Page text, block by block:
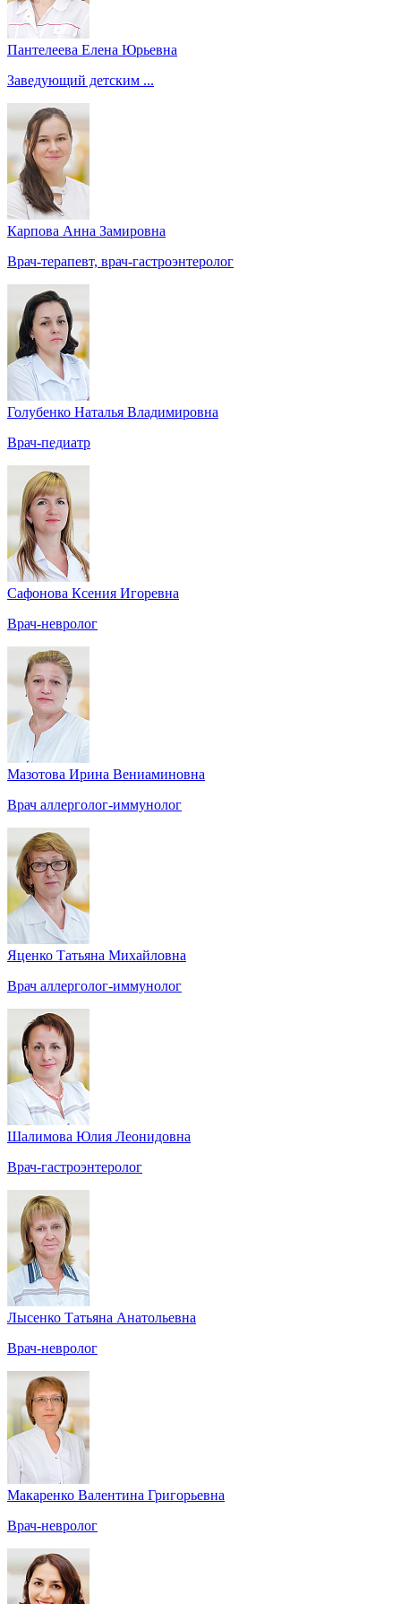
Пантелеева Елена Юрьевна
Заведующий детским ...
Карпова Анна Замировна
Врач-терапевт, врач-гастроэнтеролог
Голубенко Наталья Владимировна
Врач-педиатр
Сафонова Ксения Игоревна
Врач-невролог
Мазотова Ирина Вениаминовна
Врач аллерголог-иммунолог
Яценко Татьяна Михайловна
Врач аллерголог-иммунолог
Шалимова Юлия Леонидовна
Врач-гастроэнтеролог
Лысенко Татьяна Анатольевна
Врач-невролог
Макаренко Валентина Григорьевна
Врач-невролог